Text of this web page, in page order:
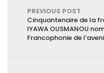
PREVIOUS POST
Cinquantenaire de la
IYAWA OUSMANOU
Francophonie de